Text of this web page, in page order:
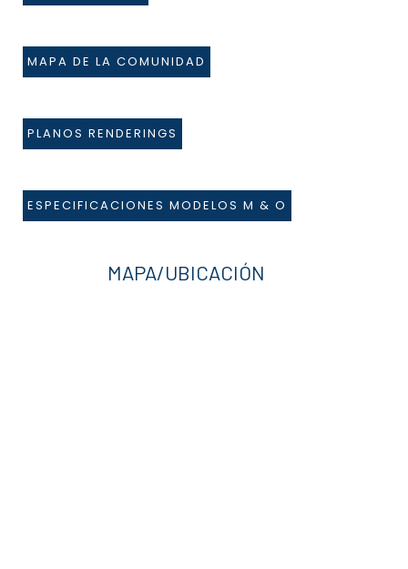
MAPA DE LA COMUNIDAD
PLANOS RENDERINGS
ESPECIFICACIONES MODELOS M & O
MAPA/UBICACIÓN